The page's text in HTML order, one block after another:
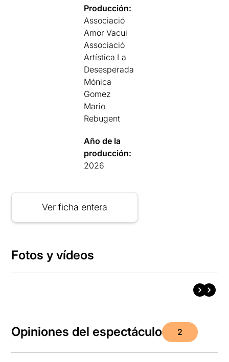
Producción:
Associació
Amor Vacui
Associació
Artística La
Desesperada
Mónica
Gomez
Mario
Rebugent
Año de la
producción:
2026
Ver ficha entera
Fotos y vídeos
Opiniones del espectáculo 2